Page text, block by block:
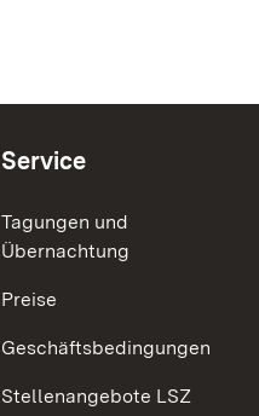
Service
Tagungen und
Übernachtung
Preise
Geschäftsbedingungen
Stellenangebote LSZ